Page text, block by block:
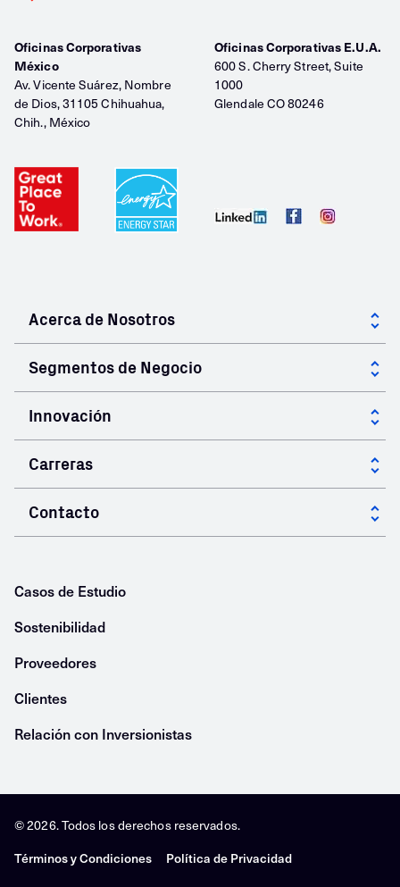
Oficinas Corporativas
México
Av. Vicente Suárez, Nombre
de Dios, 31105 Chihuahua,
Chih., México
Oficinas Corporativas E.U.A.
600 S. Cherry Street, Suite
1000
Glendale CO 80246
Acerca de Nosotros
Gobierno Corporativo
Comunidades
Segmentos de Negocio
Concretos y Morteros
Prefabricados
Agregados Pétreos
Energía
Innovación
Investigación y Desarrollo
Soluciones Innovadoras
Carreras
Nuestra Cultura
Contacto
Nuestras Ubicaciones
Casos de Estudio
Sostenibilidad
Proveedores
Clientes
Relación con Inversionistas
© 2026. Todos los derechos reservados.
Términos y Condiciones
Política de Privacidad